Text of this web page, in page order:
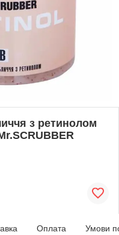
з ретинолом
Оплата Умови